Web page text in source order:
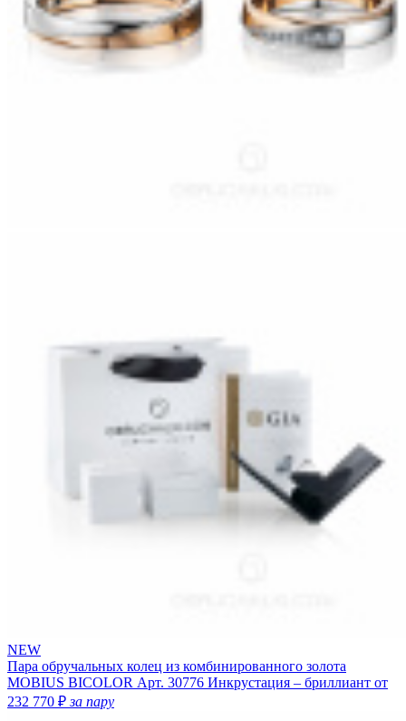
NEW
Пара обручальных колец из комбинированного золота
MOBIUS BICOLOR Арт. 30776 Инкрустация – бриллиант от
232 770 ₽за пару